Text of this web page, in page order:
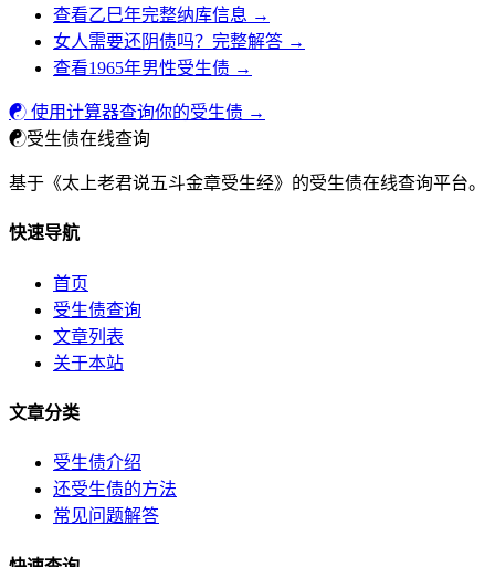
查看乙巳年完整纳库信息 →
女人需要还阴债吗？完整解答 →
查看1965年男性受生债 →
☯ 使用计算器查询你的受生债 →
☯受生债在线查询
基于《太上老君说五斗金章受生经》的受生债在线查询平台。
快速导航
首页
受生债查询
文章列表
关于本站
文章分类
受生债介绍
还受生债的方法
常见问题解答